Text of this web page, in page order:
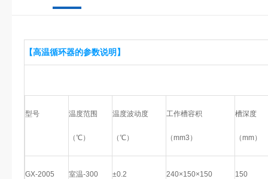
【高温循环器的参数说明】
型号 温度范围
（℃）
温度波动度
（℃）
工作槽容积
（mm3）
槽深度
（mm）
GX-2005 室温-300 ±0.2 240×150×150 150